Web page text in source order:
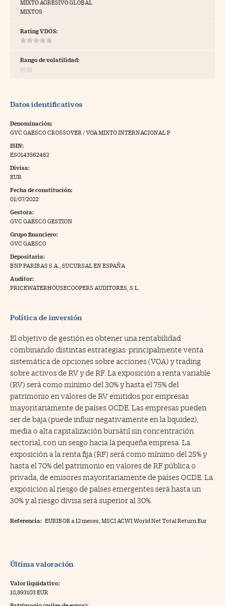
Pyme
Trading
a Cinco Días
MIXTO AGRESIVO GLOBAL
MIXTOS
Rating VDOS:
Rango de volatilidad:
Datos identificativos
Denominación:
GVC GAESCO CROSSOVER / VOA MIXTO INTERNACIONAL P
ISIN:
ES0143562462
Divisa:
EUR
Fecha de constitución:
01/07/2022
Gestora:
GVC GAESCO GESTION
Grupo financiero:
GVC GAESCO
Depositaria:
BNP PARIBAS S.A., SUCURSAL EN ESPAÑA
Auditor:
PRICEWATERHOUSECOOPERS AUDITORES, S.L.
Política de inversión
El objetivo de gestión es obtener una rentabilidad
combinando distintas estrategias: principalmente venta
sistemática de opciones sobre acciones (VOA) y trading
sobre activos de RV y de RF. La exposición a renta variable
(RV) será como mínimo del 30% y hasta el 75% del
patrimonio en valores de RV emitidos por empresas
mayoritariamente de países OCDE. Las empresas pueden
ser de baja (puede influir negativamente en la liquidez),
media o alta capitalización bursátil sin concentración
sectorial, con un sesgo hacia la pequeña empresa. La
exposición a la renta fija (RF) será como mínimo del 25% y
hasta el 70% del patrimonio en valores de RF pública o
privada, de emisores mayoritariamente de países OCDE. La
exposición al riesgo de países emergentes será hasta un
30% y al riesgo divisa será superior al 30%.
Referencia: EURIBOR a 12 meses, MSCI ACWI World Net Total Return Eur
Última valoración
Valor liquidativo:
10,893103 EUR